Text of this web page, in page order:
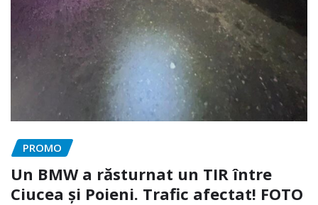
PROMO
Un BMW a răsturnat un TIR între
Ciucea și Poieni. Trafic afectat! FOTO